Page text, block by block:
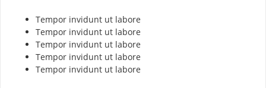
Tempor invidunt ut labore
Tempor invidunt ut labore
Tempor invidunt ut labore
Tempor invidunt ut labore
Tempor invidunt ut labore